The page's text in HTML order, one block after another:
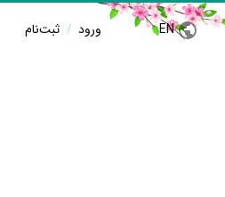
EN ورود / ثبت‌نام